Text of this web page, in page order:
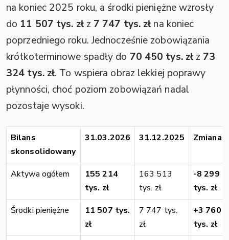
na koniec 2025 roku, a środki pieniężne wzrosły
do 11 507 tys. złz 7 747 tys. zł na koniec
poprzedniego roku. Jednocześnie zobowiązania
krótkoterminowe spadły do 70 450 tys. zł z 73
324 tys. zł. To wspiera obraz lekkiej poprawy
płynności, choć poziom zobowiązań nadal
pozostaje wysoki.
Bilans
skonsolidowany
31.03.2026 31.12.2025 Zmiana
Aktywa ogółem
155 214
tys. zł
163 513
tys. zł
-8 299
tys. zł
Środki pieniężne
11 507 tys.
zł
7 747 tys.
zł
+3 760
tys. zł